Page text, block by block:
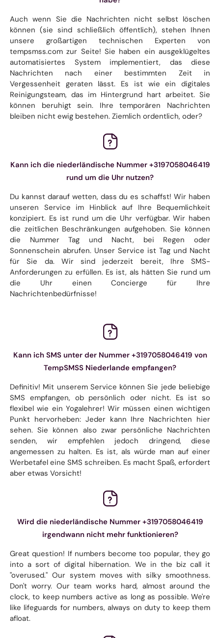
Auch wenn Sie die Nachrichten nicht selbst löschen
können (sie sind schließlich öffentlich), stehen Ihnen
unsere großartigen technischen Experten von
tempsmss.com zur Seite! Sie haben ein ausgeklügeltes
automatisiertes System implementiert, das diese
Nachrichten nach einer bestimmten Zeit in
Vergessenheit geraten lässt. Es ist wie ein digitales
Reinigungsteam, das im Hintergrund hart arbeitet. Sie
können beruhigt sein. Ihre temporären Nachrichten
bleiben nicht ewig bestehen. Ziemlich ordentlich, oder?
Kann ich die niederländische Nummer +3197058046419
rund um die Uhr nutzen?
Du kannst darauf wetten, dass du es schaffst! Wir haben
unseren Service im Hinblick auf Ihre Bequemlichkeit
konzipiert. Es ist rund um die Uhr verfügbar. Wir haben
die zeitlichen Beschränkungen aufgehoben. Sie können
die Nummer Tag und Nacht, bei Regen oder
Sonnenschein abrufen. Unser Service ist Tag und Nacht
für Sie da. Wir sind jederzeit bereit, Ihre SMS-
Anforderungen zu erfüllen. Es ist, als hätten Sie rund um
die Uhr einen Concierge für Ihre
Nachrichtenbedürfnisse!
Kann ich SMS unter der Nummer +3197058046419 von
TempSMSS Niederlande empfangen?
Definitiv! Mit unserem Service können Sie jede beliebige
SMS empfangen, ob persönlich oder nicht. Es ist so
flexibel wie ein Yogalehrer! Wir müssen einen wichtigen
Punkt hervorheben: Jeder kann Ihre Nachrichten hier
sehen. Sie können also zwar persönliche Nachrichten
senden, wir empfehlen jedoch dringend, diese
angemessen zu halten. Es ist, als würde man auf einer
Werbetafel eine SMS schreiben. Es macht Spaß, erfordert
aber etwas Vorsicht!
Wird die niederländische Nummer +3197058046419
irgendwann nicht mehr funktionieren?
Great question! If numbers become too popular, they go
into a sort of digital hibernation. We in the biz call it
"overused." Our system moves with silky smoothness.
Don't worry. Our team works hard, almost around the
clock, to keep numbers active as long as possible. We're
like lifeguards for numbers, always on duty to keep them
afloat.